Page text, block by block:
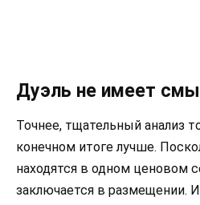
Дуэль не имеет
Точнее, тщательный анализ
конечном итоге лучше.
находятся в одном ценовом
заключается в размещении.